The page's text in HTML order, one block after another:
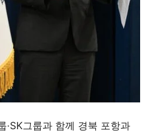
·SK그룹과 함께 경북 포항과